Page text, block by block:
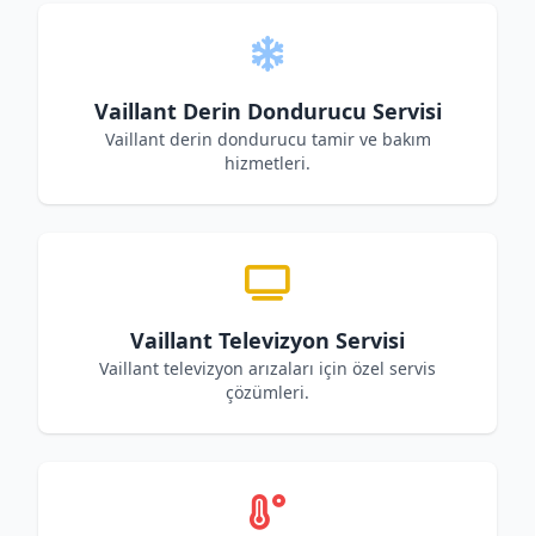
Vaillant Derin Dondurucu Servisi
Vaillant derin dondurucu tamir ve bakım
hizmetleri.
Vaillant Televizyon Servisi
Vaillant televizyon arızaları için özel servis
çözümleri.